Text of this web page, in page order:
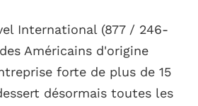
International (877 / 246-
Américains d'origine
forte de plus de 15
désormais toutes les